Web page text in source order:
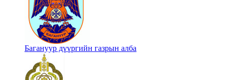
Багануур дүүргийн газрын алба